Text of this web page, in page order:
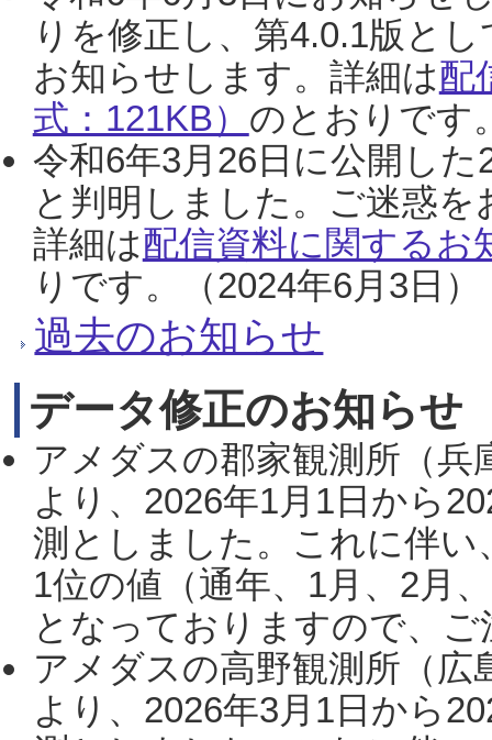
りを修正し、第4.0.1版と
お知らせします。詳細は配
式：121KB） のとおりです
令和6年3月26日に公開し
と判明しました。ご迷惑
詳細は配信資料に関するお
りです。（2024年6月3日）
過去のお知らせ
データ修正のお知らせ
アメダスの郡家観測所（
より、2026年1月1日から
測としました。これに伴い
1位の値（通年、1月、2月
となっておりますので、
アメダスの高野観測所（
より、2026年3月1日から